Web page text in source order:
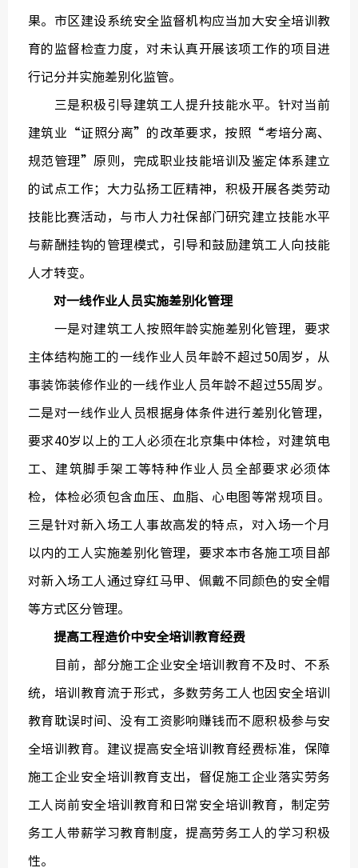
果。市区建设系统安全监督机构应当加大安全培训教
育的监督检查力度，对未认真开展该项工作的项目进
行记分并实施差别化监管。
三是积极引导建筑工人提升技能水平。针对当前
建筑业“证照分离”的改革要求，按照“考培分离、
规范管理”原则，完成职业技能培训及鉴定体系建立
的试点工作；大力弘扬工匠精神，积极开展各类劳动
技能比赛活动，与市人力社保部门研究建立技能水平
与薪酬挂钩的管理模式，引导和鼓励建筑工人向技能
人才转变。
对一线作业人员实施差别化管理
一是对建筑工人按照年龄实施差别化管理，要求
主体结构施工的一线作业人员年龄不超过50周岁，从
事装饰装修作业的一线作业人员年龄不超过55周岁。
二是对一线作业人员根据身体条件进行差别化管理，
要求40岁以上的工人必须在北京集中体检，对建筑电
工、建筑脚手架工等特种作业人员全部要求必须体
检，体检必须包含血压、血脂、心电图等常规项目。
三是针对新入场工人事故高发的特点，对入场一个月
以内的工人实施差别化管理，要求本市各施工项目部
对新入场工人通过穿红马甲、佩戴不同颜色的安全帽
等方式区分管理。
提高工程造价中安全培训教育经费
目前，部分施工企业安全培训教育不及时、不系
统，培训教育流于形式，多数劳务工人也因安全培训
教育耽误时间、没有工资影响赚钱而不愿积极参与安
全培训教育。建议提高安全培训教育经费标准，保障
施工企业安全培训教育支出，督促施工企业落实劳务
工人岗前安全培训教育和日常安全培训教育，制定劳
务工人带薪学习教育制度，提高劳务工人的学习积极
性。